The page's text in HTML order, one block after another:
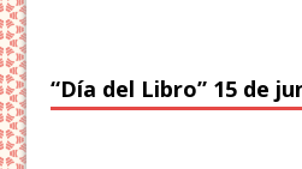
“Día del Libro” 15 de